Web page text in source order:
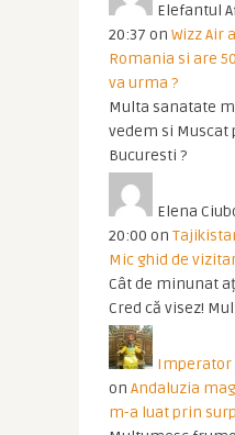
Elefantul
20:37 on Wizz Air
Romania si are
va urma ?
Multa sanatate
vedem si Muscat
Bucuresti ?
Elena
20:00 on
Mic ghid de
Cât de minunat
Cred că visez!
Imperator
on Andaluzia
m-a luat prin